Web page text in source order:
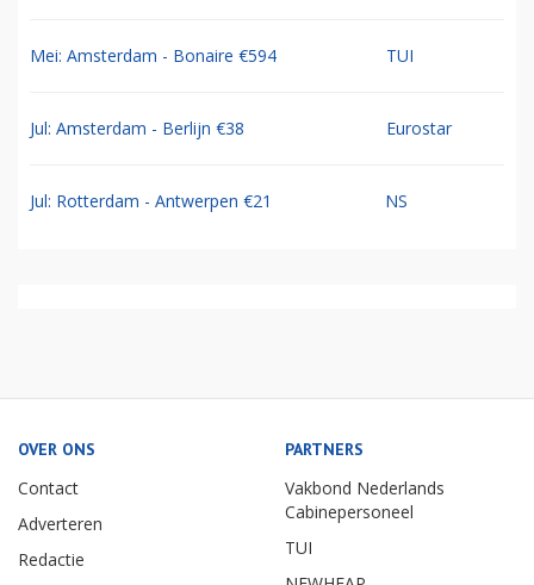
Mei: Amsterdam - Bonaire €594 TUI
Jul: Amsterdam - Berlijn €38 Eurostar
Jul: Rotterdam - Antwerpen €21 NS
OVER ONS
Contact
Adverteren
Redactie
PARTNERS
Vakbond Nederlands
Cabinepersoneel
TUI